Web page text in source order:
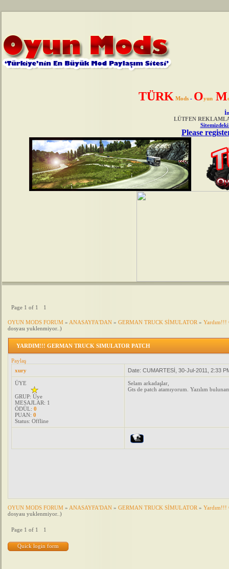
TÜRK Mods - Oyun M
LÜTFEN
Please
Page 1 of 1 1
OYUN MODS FORUM » ANASAYFA'DAN » GERMAN TRUCK SİMULATOR » Yardım!!!
dosyası yuklenmiyor..)
YARDIM!!! GERMAN TRUCK SIMULATOR PATCH
Paylaş
xury
Date: CUMARTESİ, 30-Jul-2011, 2:33
ÜYE
GRUP: Üye
MESAJLAR: 1
ÖDÜL: 0
PUAN: 0
Status: Offline
Selam arkadaşlar,
Gts de patch atamıyorum. Yazılım
OYUN MODS FORUM » ANASAYFA'DAN » GERMAN TRUCK SİMULATOR » Yardım!!!
dosyası yuklenmiyor..)
Page 1 of 1 1